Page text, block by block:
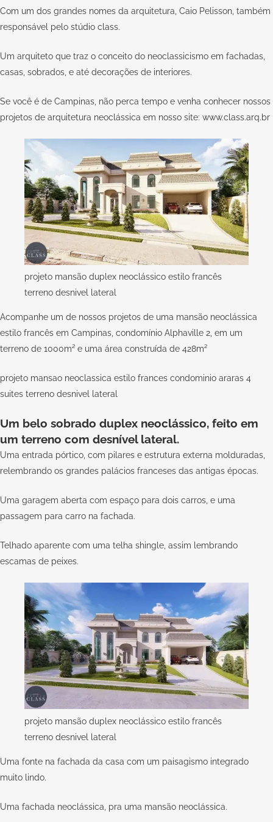
Com um dos grandes nomes da arquitetura, Caio Pelisson, também
responsável pelo stúdio class.
Um arquiteto que traz o conceito do neoclassicismo em fachadas,
casas, sobrados, e até decorações de interiores.
Se você é de Campinas, não perca tempo e venha conhecer nossos
projetos de arquitetura neoclássica em nosso site: www.class.arq.br
projeto mansão duplex neoclássico estilo francês
terreno desnivel lateral
Acompanhe um de nossos projetos de uma mansão neoclássica
estilo francês em Campinas, condomínio Alphaville 2, em um
terreno de 1000m² e uma área construída de 428m²
projeto mansao neoclassica estilo frances condominio araras 4
suites terreno desnivel lateral
Um belo sobrado duplex neoclássico, feito em
um terreno com desnível lateral.
Uma entrada pórtico, com pilares e estrutura externa molduradas,
relembrando os grandes palácios franceses das antigas épocas.
Uma garagem aberta com espaço para dois carros, e uma
passagem para carro na fachada.
Telhado aparente com uma telha shingle, assim lembrando
escamas de peixes.
projeto mansão duplex neoclássico estilo francês
terreno desnivel lateral
Uma fonte na fachada da casa com um paisagismo integrado
muito lindo.
Uma fachada neoclássica, pra uma mansão neoclássica.